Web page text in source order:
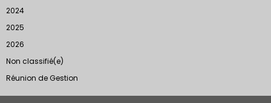
2024
2025
2026
Non classifié(e)
Réunion de Gestion